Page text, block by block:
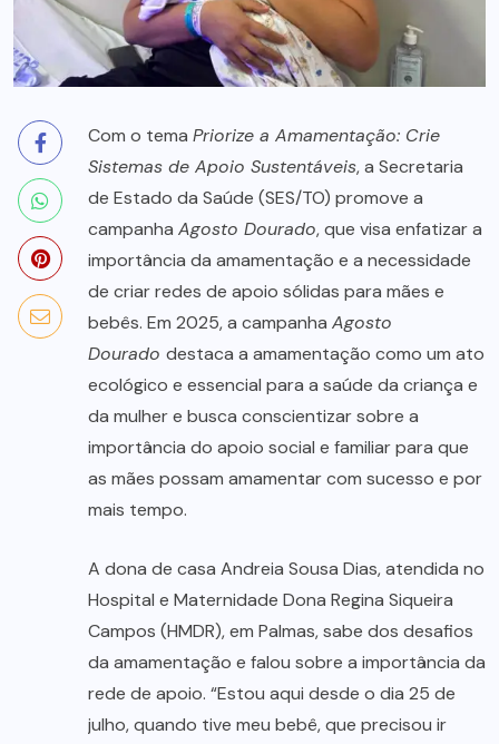
Com o tema Priorize a Amamentação: Crie
Sistemas de Apoio Sustentáveis, a Secretaria
de Estado da Saúde (SES/TO) promove a
campanha Agosto Dourado, que visa enfatizar a
importância da amamentação e a necessidade
de criar redes de apoio sólidas para mães e
bebês. Em 2025, a campanha Agosto
Dourado destaca a amamentação como um ato
ecológico e essencial para a saúde da criança e
da mulher e busca conscientizar sobre a
importância do apoio social e familiar para que
as mães possam amamentar com sucesso e por
mais tempo.
A dona de casa Andreia Sousa Dias, atendida no
Hospital e Maternidade Dona Regina Siqueira
Campos (HMDR), em Palmas, sabe dos desafios
da amamentação e falou sobre a importância da
rede de apoio. “Estou aqui desde o dia 25 de
julho, quando tive meu bebê, que precisou ir